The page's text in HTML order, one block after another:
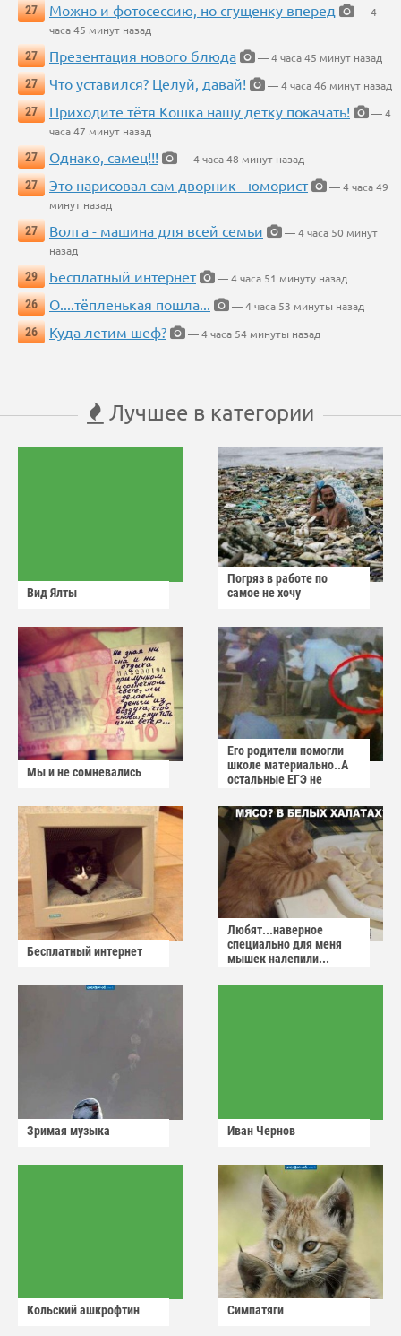
27 Можно и фотосессию, но сгущенку вперед
— 4
часа 45 минут назад
27
Презентация нового блюда
— 4 часа 45 минут назад
27
Что уставился? Целуй, давай!
— 4 часа 46 минут назад
27
Приходите тётя Кошка нашу детку покачать!
— 4
часа 47 минут назад
27
Однако, самец!!!
— 4 часа 48 минут назад
27
Это нарисовал сам дворник - юморист
— 4 часа 49
минут назад
27
Волга - машина для всей семьи
— 4 часа 50 минут
назад
29
Бесплатный интернет
— 4 часа 51 минуту назад
26
О....тёпленькая пошла...
— 4 часа 53 минуты назад
26
Куда летим шеф? — 4 часа 54 минуты назад
Лучшее в категории
Вид Ялты
Погряз в работе по
самое не хочу
Мы и не сомневались
Его родители помогли
школе материально..А
остальные ЕГЭ не
Бесплатный интернет
Любят...наверное
специально для меня
мышек налепили...
Зримая музыка Иван Чернов
Кольский ашкрофтин Симпатяги